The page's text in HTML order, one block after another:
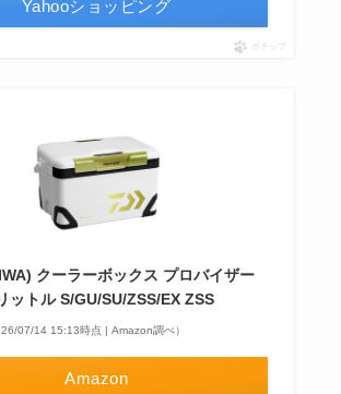
Yahooショッピング
ポチップ
クーラーボックス プロバイザー
ットル S/GU/SU/ZSS/EX ZSS
07/14 15:13時点 | Amazon調べ）
Amazon